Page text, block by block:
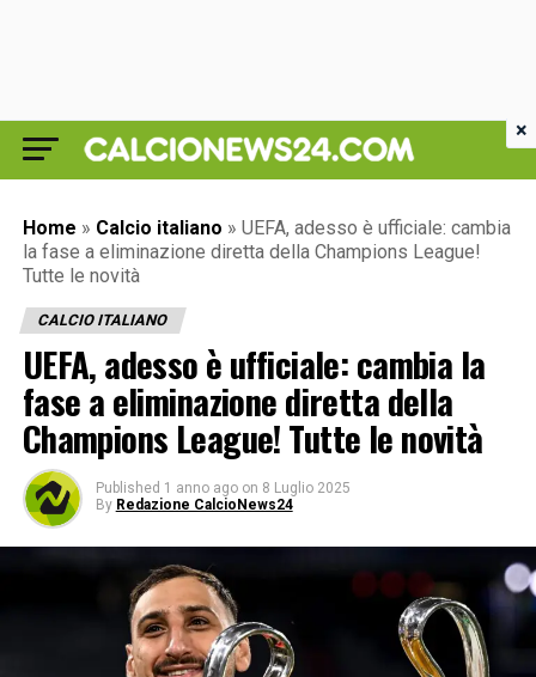
Home » Calcio italiano » UEFA, adesso è ufficiale: cambia
la fase a eliminazione diretta della Champions League!
Tutte le novità
CALCIO ITALIANO
UEFA, adesso è ufficiale: cambia la
fase a eliminazione diretta della
Champions League! Tutte le novità
Published 1 anno ago on 8 Luglio 2025
By Redazione CalcioNews24
×